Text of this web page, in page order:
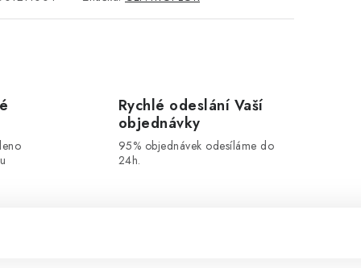
Rychlé odeslání Vaší
objednávky
95% objednávek odesíláme do
24h.